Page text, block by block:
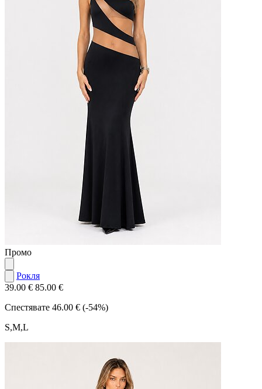
Промо
Рокля
39.00 € 85.00 €
Спестявате 46.00 € (-54%)
S,M,L